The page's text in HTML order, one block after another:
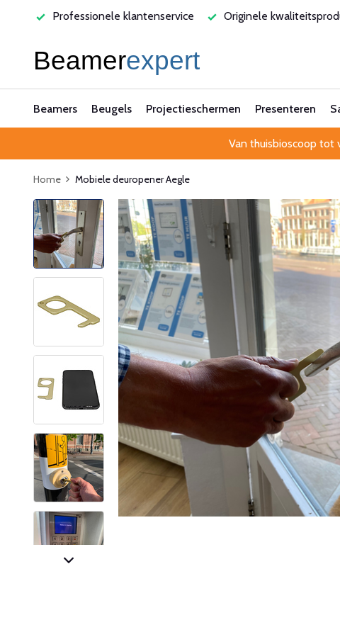
Professionele klantenservice Originele
Beamers Beugels Projectieschermen Presenteren
Van thuisbioscoop tot
Home Mobiele deuropener Aegle